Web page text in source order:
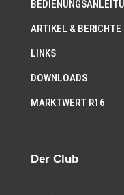
ARTIKEL & BERICHTE
LINKS
DOWNLOADS
MARKTWERT R16
Der Club